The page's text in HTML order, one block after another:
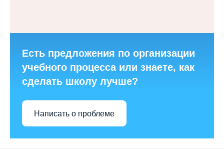
Есть предложения по организации
учебного процесса или знаете, как
сделать школу лучше?
Написать о проблеме